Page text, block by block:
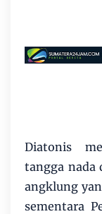
Diatonis
tangga nada
angklung
sementara